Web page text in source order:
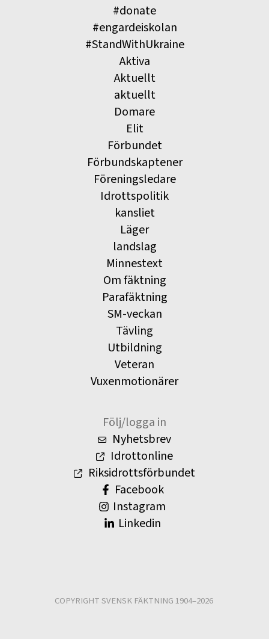
#donate
#engardeiskolan
#StandWithUkraine
Aktiva
Aktuellt
aktuellt
Domare
Elit
Förbundet
Förbundskaptener
Föreningsledare
Idrottspolitik
kansliet
Läger
landslag
Minnestext
Om fäktning
Parafäktning
SM-veckan
Tävling
Utbildning
Veteran
Vuxenmotionärer
Följ/logga in
Nyhetsbrev
Idrottonline
Riksidrottsförbundet
Facebook
Instagram
Linkedin
COPYRIGHT SVENSK FÄKTNING 1904–2026